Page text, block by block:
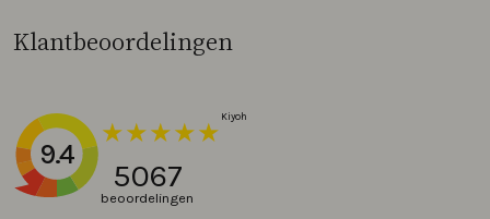
Klantbeoordelingen
9.4
5067
beoordelingen